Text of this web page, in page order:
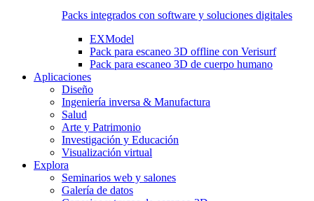
Packs integrados con software y soluciones digitales
EXModel
Pack para escaneo 3D offline con Verisurf
Pack para escaneo 3D de cuerpo humano
Aplicaciones
Diseño
Ingeniería inversa & Manufactura
Salud
Arte y Patrimonio
Investigación y Educación
Visualización virtual
Explora
Seminarios web y salones
Galería de datos